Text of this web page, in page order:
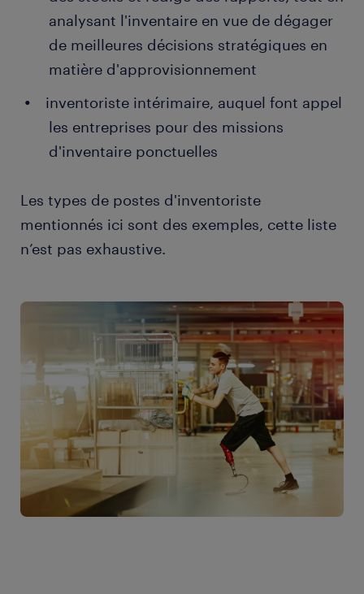
analysant l'inventaire en vue de dégager
de meilleures décisions stratégiques en
matière d'approvisionnement
inventoriste intérimaire, auquel font appel
les entreprises pour des missions
d'inventaire ponctuelles
Les types de postes d'inventoriste
mentionnés ici sont des exemples, cette liste
n’est pas exhaustive.